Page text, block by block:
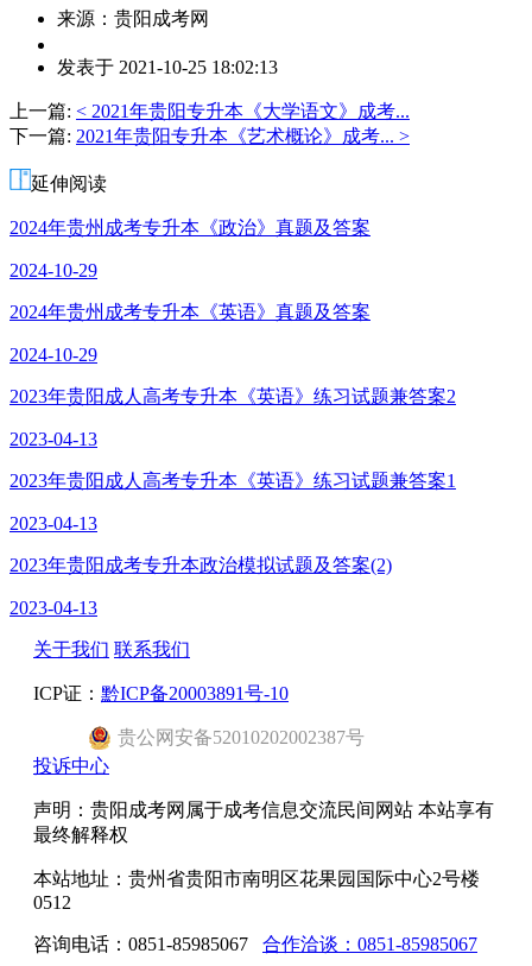
来源：贵阳成考网
者：
老
师
发表于 2021-10-25 18:02:13
上一篇: < 2021年贵阳专升本《大学语文》成考...
下一篇: 2021年贵阳专升本《艺术概论》成考... >
延伸阅读
2024年贵州成考专升本《政治》真题及答案
2024-10-29
2024年贵州成考专升本《英语》真题及答案
2024-10-29
2023年贵阳成人高考专升本《英语》练习试题兼答案2
2023-04-13
2023年贵阳成人高考专升本《英语》练习试题兼答案1
2023-04-13
2023年贵阳成考专升本政治模拟试题及答案(2)
2023-04-13
关于我们 联系我们
ICP证： 黔ICP备20003891号-10
贵公网安备52010202002387号
投诉中心
声明：贵阳成考网属于成考信息交流民间网站 本站享有
最终解释权
本站地址：贵州省贵阳市南明区花果园国际中心2号楼
0512
咨询电话：0851-85985067 合作洽谈：0851-85985067